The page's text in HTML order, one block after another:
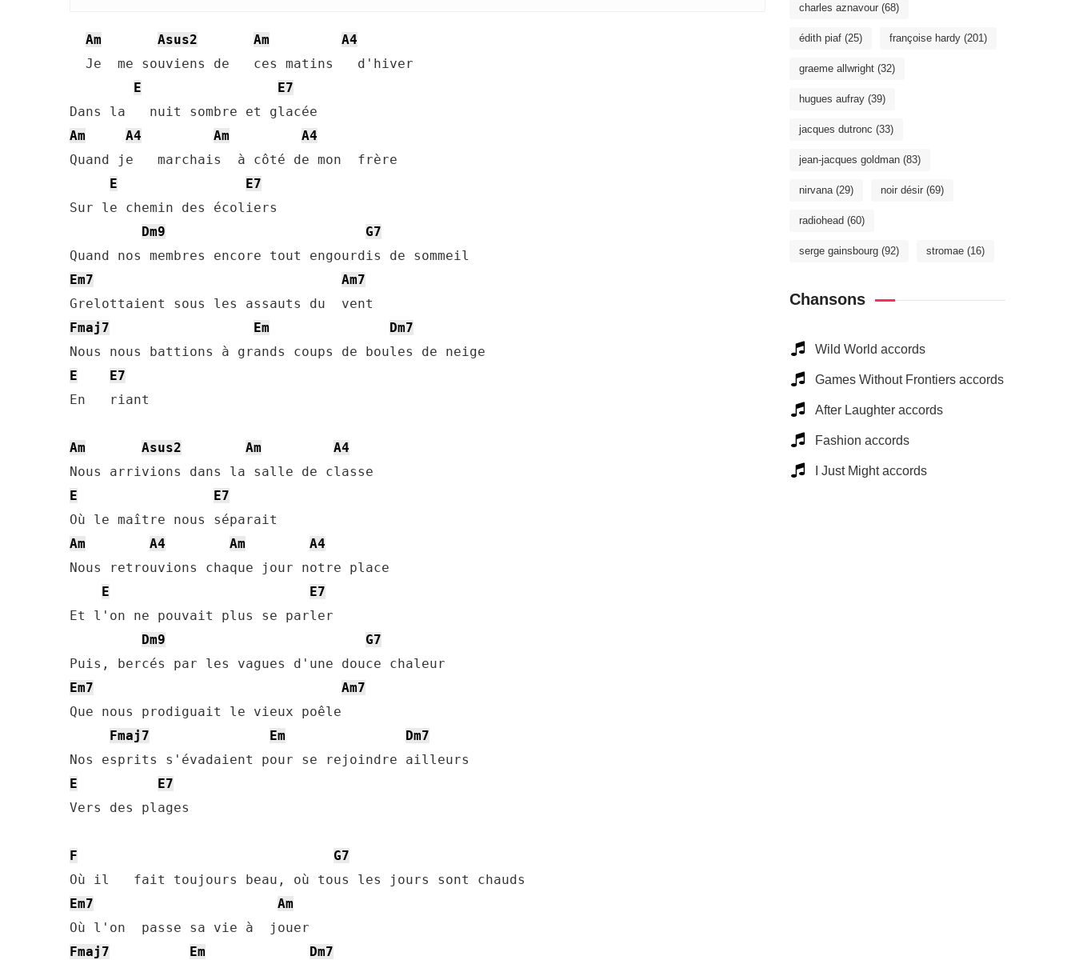
Am Asus2 Am
A4
  Je  me souviens de   ces matins   d'hiver
E
E7
Am
A4 Am
A4
Quand je   marchais  à côté de mon  frère
E
E7
Sur le chemin des écoliers
Dm9
G7
Em7
Am7
Fmaj7
Em
Dm7
E
E7
En   riant
Am Asus2 Am
A4
E
E7
Am
A4 Am
A4
Nous retrouvions chaque jour notre place
E
E7
Et l'on ne pouvait plus se parler
Dm9
G7
Em7
Am7
Que nous prodiguait le vieux poêle
Fmaj7
Em
Dm7
E
E7
Vers des plages
F
G7
Em7
Am
Fmaj7
Em
Dm7
charles aznavour (68)
édith piaf (25) françoise hardy (201)
graeme allwright (32)
hugues aufray (39)
jacques dutronc (33)
jean-jacques goldman (83)
nirvana(29) noir désir (69)
radiohead (60)
serge gainsbourg (92) stromae (16)
Chansons
Wild World accords
Games Without Frontiers accords
After Laughter accords
Fashion accords
I Just Might accords